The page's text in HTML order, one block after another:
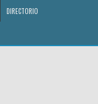
DIRECTORIO